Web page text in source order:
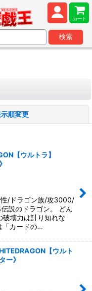
カート
検索
順変更
【ウルトラ】
/ドラゴン族/攻3000/
説のドラゴン。 どん
破壊力は計り知れな
「カードの…
【ウルト
ー》